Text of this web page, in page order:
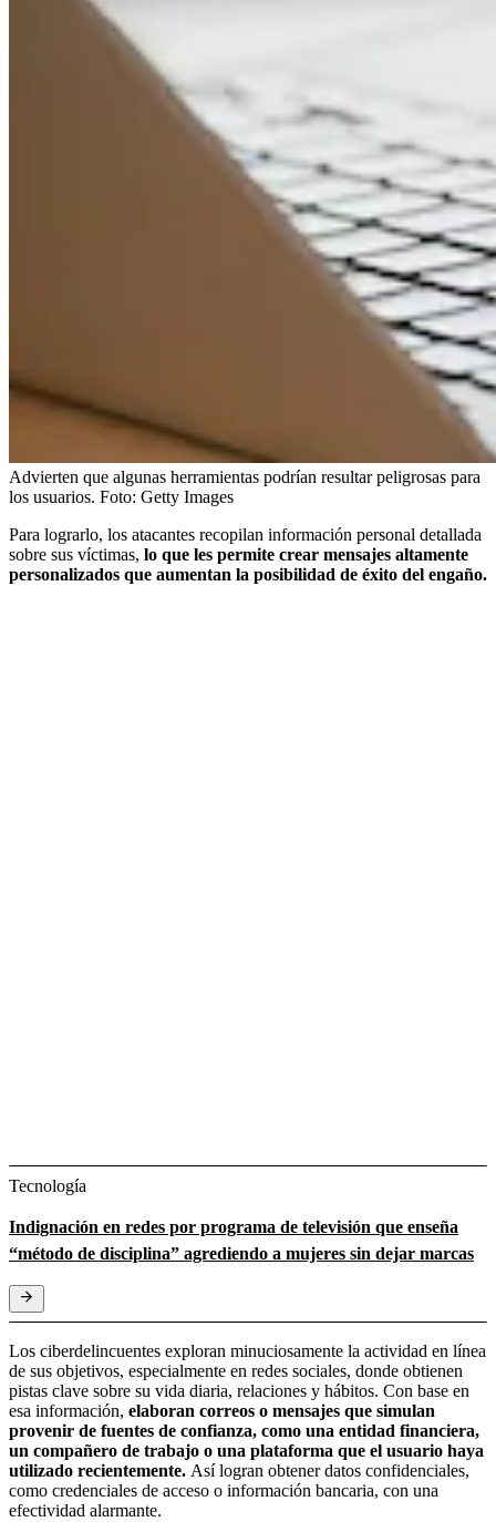
Advierten que algunas herramientas podrían resultar peligrosas para
los usuarios. Foto: Getty Images
Para lograrlo, los atacantes recopilan información personal detallada
sobre sus víctimas, lo que les permite crear mensajes altamente
personalizados que aumentan la posibilidad de éxito del engaño.
Tecnología
Indignación en redes por programa de televisión que enseña
“método de disciplina” agrediendo a mujeres sin dejar marcas
Los ciberdelincuentes exploran minuciosamente la actividad en línea
de sus objetivos, especialmente en redes sociales, donde obtienen
pistas clave sobre su vida diaria, relaciones y hábitos. Con base en
esa información, elaboran correos o mensajes que simulan
provenir de fuentes de confianza, como una entidad financiera,
un compañero de trabajo o una plataforma que el usuario haya
utilizado recientemente. Así logran obtener datos confidenciales,
como credenciales de acceso o información bancaria, con una
efectividad alarmante.